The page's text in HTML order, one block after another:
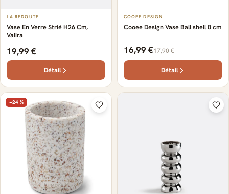
LA REDOUTE
Vase En Verre Strié H26 Cm,
Valira
19,99 €
Détail
COOEE DESIGN
Cooee Design Vase Ball shell 8 cm
16,99 €17,90 €
Détail
−24 %